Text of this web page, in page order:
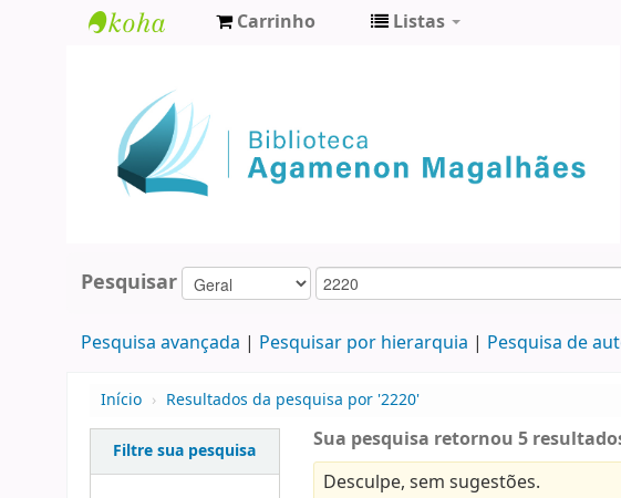
Agamenon
Magalhães
Carrinho Listas
Pesquisar
Pesquisa avançada Pesquisar por hierarquia Pesquisa de
Início › Resultados da pesquisa por '2220'
Filtre sua pesquisa
Sua pesquisa retornou 5
Desculpe, sem sugestões.